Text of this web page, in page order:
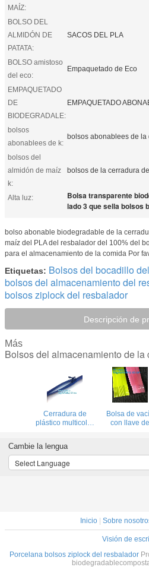
MAÍZ:
BOLSO DEL
ALMIDÓN DE
PATATA:
SACOS DEL PLA
BOLSO amistoso
del eco:
Empaquetado de Eco
EMPAQUETADO
DE
BIODEGRADALE:
EMPAQUETADO
bolsos
abonablees de k:
bolsos abonablees de
bolsos del
almidón de maíz
k:
bolsos de la cerradura
Alta luz: Bolsa transparente
lado 3 que sella bolsos
bolso abonable biodegradable de la
maíz del PLA del resbalador del 100% del
para el almacenamiento de la comida Por
Etiquetas: Bolsos del bocadillo
bolsos del almacenamiento del
bolsos ziplock del resbalador
Descripción de
Más
Bolsos del almacenamiento de
Cerradura de
plástico multicolor
PE Cerradura de
prensa clara,
cerradura de
Bolsa de
con llave de
cerradura
con cuerda
cerradura
vacío
Cambie la lengua
Select Language
Inicio| Sobre
Visión de
Porcelana bolsos ziplock del resbalador